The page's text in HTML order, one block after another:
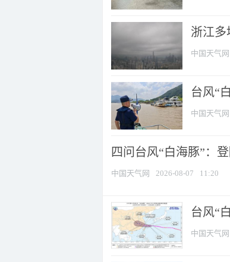
浙江多
中国天气网
台风“
中国天气网
四问台风“白海豚”：
中国天气网 2026-08-07 11:20
台风“
中国天气网